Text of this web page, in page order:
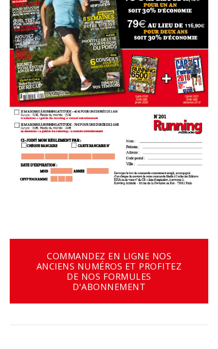
COMMANDEZ EN LIGNE NOS
ANCIENS NUMÉROS ET PROFITEZ
DE NOS FORMULES
D'ABONNEMENT